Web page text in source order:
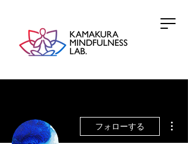
フォローする